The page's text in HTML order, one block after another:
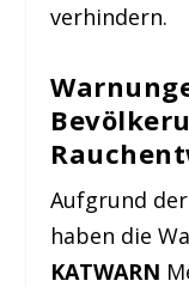
verhindern.
Aufgrund
haben die
KATWARN